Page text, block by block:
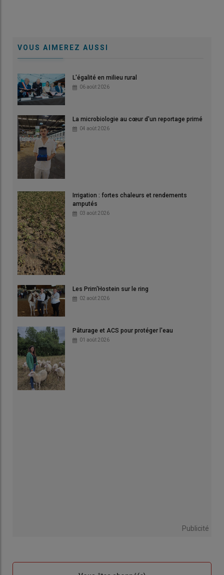
VOUS AIMEREZ AUSSI
L'égalité en milieu rural
06 août 2026
La microbiologie au cœur d'un reportage primé
04 août 2026
Irrigation : fortes chaleurs et rendements
amputés
03 août 2026
Les Prim'Hostein sur le ring
02 août 2026
Pâturage et ACS pour protéger l'eau
01 août 2026
Publicité